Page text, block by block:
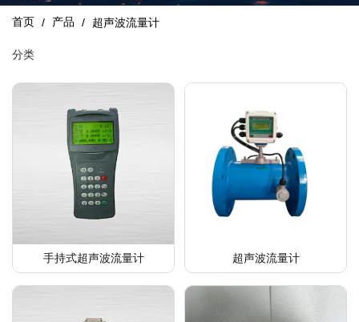
首页 / 产品 / 超声波流量计
分类
手持式超声波流量计 超声波流量计